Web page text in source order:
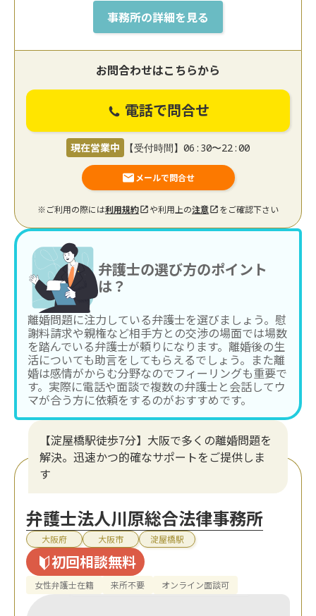
事務所の詳細を見る
お問合わせはこちらから
電話で問合せ
現在営業中 【受付時間】06:30〜22:00
メールで問合せ
※ご利用の際には利用規約 や利用上の注意 をご確認下さい
弁護士の選び方のポイント
は？
離婚問題に注力している弁護士を選びましょう。慰
謝料請求や親権など相手方との交渉の場面では場数
を踏んでいる弁護士が頼りになります。離婚後の生
活についても助言をしてもらえるでしょう。また離
婚は感情がからむ分野なのでフィーリングも重要で
す。実際に電話や面談で複数の弁護士と会話してウ
マが合う方に依頼をするのがおすすめです。
【淀屋橋駅徒歩7分】大阪で多くの離婚問題を
解決。迅速かつ的確なサポートをご提供しま
す
弁護士法人川原総合法律事務所
大阪府 大阪市 淀屋橋駅
初回相談無料
女性弁護士在籍 来所不要 オンライン面談可